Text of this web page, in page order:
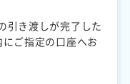
引き渡しが完了した
ご指定の口座へお